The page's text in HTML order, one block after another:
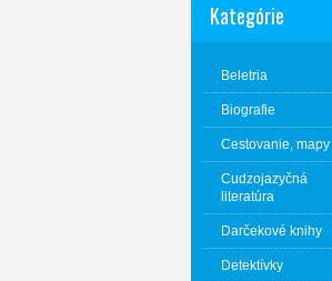
Kategórie
Beletria
Biografie
Cestovanie, mapy
Cudzojazyčná
literatúra
Darčekové knihy
Detektívky